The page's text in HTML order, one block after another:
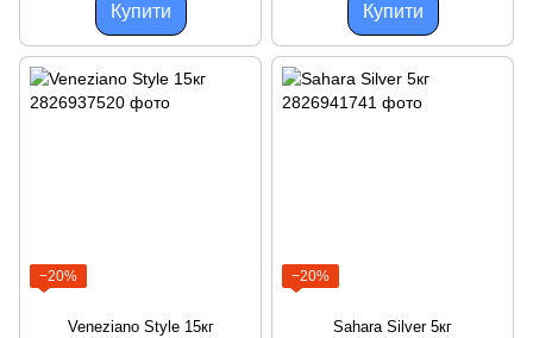
Купити Купити
−20%
Veneziano Style 15кг
−20%
Sahara Silver 5кг